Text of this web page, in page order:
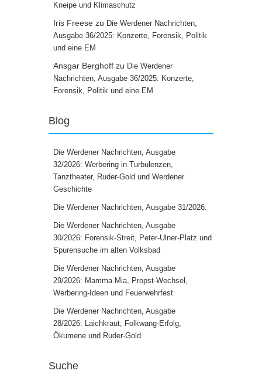
Kneipe und Klimaschutz
Iris Freese zu Die Werdener Nachrichten,
Ausgabe 36/2025: Konzerte, Forensik, Politik
und eine EM
Ansgar Berghoff zu Die Werdener
Nachrichten, Ausgabe 36/2025: Konzerte,
Forensik, Politik und eine EM
Blog
Die Werdener Nachrichten, Ausgabe
32/2026: Werbering in Turbulenzen,
Tanztheater, Ruder-Gold und Werdener
Geschichte
Die Werdener Nachrichten, Ausgabe 31/2026:
Die Werdener Nachrichten, Ausgabe
30/2026: Forensik-Streit, Peter-Ulner-Platz und
Spurensuche im alten Volksbad
Die Werdener Nachrichten, Ausgabe
29/2026: Mamma Mia, Propst-Wechsel,
Werbering-Ideen und Feuerwehrfest
Die Werdener Nachrichten, Ausgabe
28/2026: Laichkraut, Folkwang-Erfolg,
Ökumene und Ruder-Gold
Suche